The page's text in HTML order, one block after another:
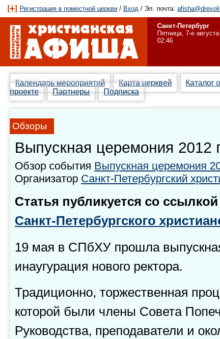
Регистрация в поместной церкви / Вход / Эл. почта:
Санкт-Петербург
Пятница, 7-е августа
02:46
Календарь мероприятий Карта церквей
Каталог
проекте
Партнеры Подписка
Обзоры
Выпускная церемония 2012
Обзор события Выпускная церемония
Организатор Санкт-Петербургский
Статья публикуется со
Санкт-Петербургского
19 мая в СПбХУ прошла
инаугурация нового ректора.
Традиционно, торжественная
которой были члены Совета
Руководства, преподаватели и